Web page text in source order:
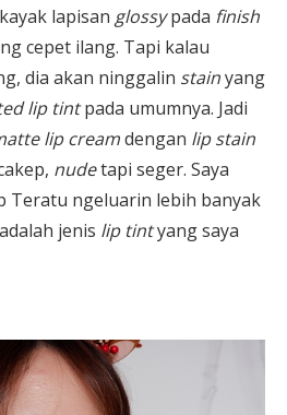
lapisan glossypada finish
cepet ilang. Tapi kalau
dia akan ninggalin stainyang
lip tintpada umumnya. Jadi
lip creamdengan lip stain
nudetapi seger. Saya
Teratu ngeluarin lebih banyak
jenis lip tintyang saya